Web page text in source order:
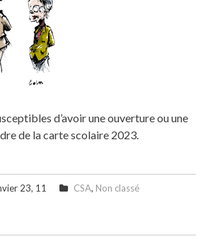
d’avoir une ouverture ou une
de la carte scolaire 2023.
23, 11 CSA, Non classé